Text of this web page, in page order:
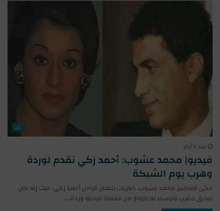
فن
منذ 5 أيام
فيديو| محمد عشوب: أحمد زكي تقدم لوردة
وهرب يوم الشبكة
حكى الماكيير محمد عشوب، ذكريات للفنان الراحل أحمد زكي، حيث إنه كان
صديق مقرب وتوسط له للزواج من الفنانة الراحلة وردة.…